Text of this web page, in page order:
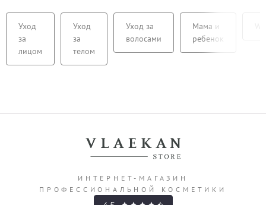
Уход
за
лицом
Уход
за
телом
Уход за
волосами
Мама и
ребенок
ИНТЕРНЕТ-МАГАЗИН
ПРОФЕССИОНАЛЬНОЙ КОСМЕТИКИ